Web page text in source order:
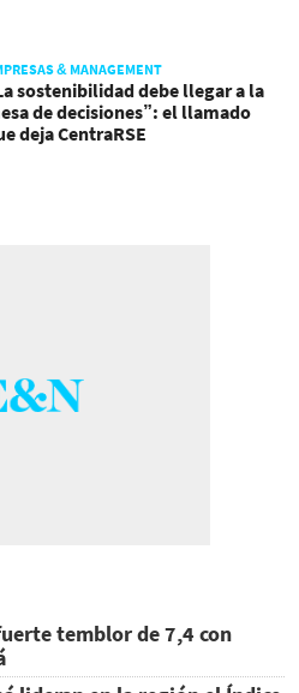
& MANAGEMENT
sostenibilidad debe llegar a la
de decisiones”: el llamado
deja CentraRSE
temblor de 7,4 con